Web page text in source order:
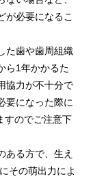
が必要になるこ
た歯や歯周組織
ら1年かかるた
協力が不十分で
要になった際に
すのでご注意下
ある方で、生え
その萌出力によ